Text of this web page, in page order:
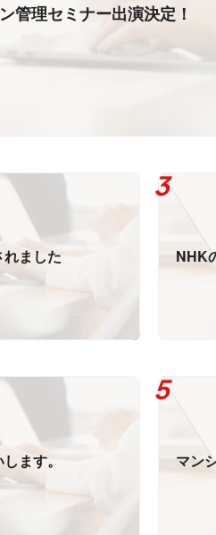
管理セミナー出演決定！
ました NHK
ます。 マン